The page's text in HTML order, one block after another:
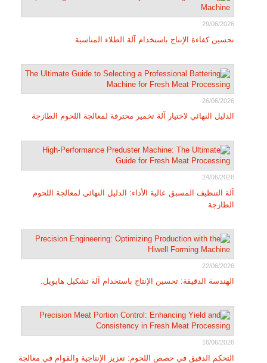
29/06/2026
تحسين كفاءة الإنتاج باستخدام آلة الطلاء المناسبة
26/06/2026
الدليل النهائي لاختيار آلة تخمير محترفة لمعالجة اللحوم الطازجة
24/06/2026
آلة التنظيف المسبق عالية الأداء: الدليل النهائي لمعالجة اللحوم
الطازجة
22/06/2026
الهندسة الدقيقة: تحسين الإنتاج باستخدام آلة تشكيل هايويل.
16/06/2026
التحكم الدقيق في حصص اللحوم: تعزيز الإنتاجية والقوام في معالجة